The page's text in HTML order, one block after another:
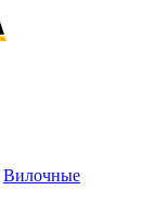
Вилочные